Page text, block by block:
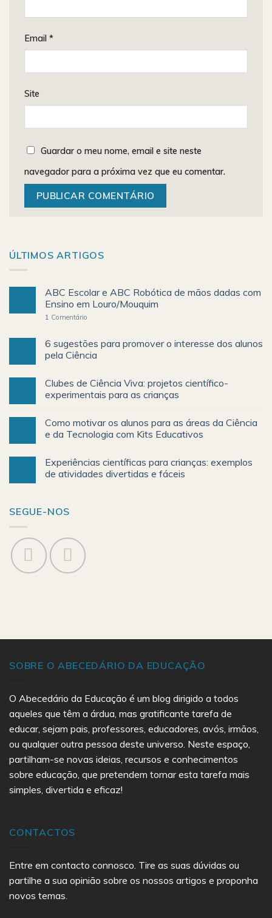
Email *
Site
Guardar o meu nome, email e site neste
navegador para a próxima vez que eu comentar.
ÚLTIMOS ARTIGOS
ABC Escolar e ABC Robótica de mãos dadas com
Ensino em Louro/Mouquim
1 Comentário
6 sugestões para promover o interesse dos alunos
pela Ciência
Clubes de Ciência Viva: projetos científico-
experimentais para as crianças
Como motivar os alunos para as áreas da Ciência
e da Tecnologia com Kits Educativos
Experiências científicas para crianças: exemplos
de atividades divertidas e fáceis
SEGUE-NOS
SOBRE O ABECEDÁRIO DA EDUCAÇÃO
O Abecedário da Educação é um blog dirigido a todos
aqueles que têm a árdua, mas gratificante tarefa de
educar, sejam pais, professores, educadores, avós, irmãos,
ou qualquer outra pessoa deste universo. Neste espaço,
partilham-se novas ideias, recursos e conhecimentos
sobre educação, que pretendem tornar esta tarefa mais
simples, divertida e eficaz!
CONTACTOS
Entre em contacto connosco. Tire as suas dúvidas ou
partilhe a sua opinião sobre os nossos artigos e proponha
novos temas.